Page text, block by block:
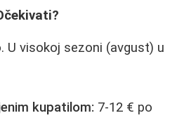
U visokoj sezoni (avgust) u
kupatilom: 7-12 € po